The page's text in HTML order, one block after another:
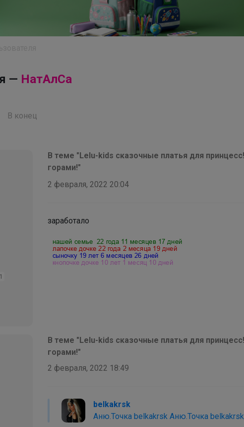
— НатАлСа
В конец
1
В теме "Lelu-kids сказочные платья для
горами!"
2 февраля, 2022 20:04
заработало
В теме "Lelu-kids сказочные платья для
горами!"
2 февраля, 2022 18:49
belkakrsk
Аню.Точка belkakrsk Аню.Точка